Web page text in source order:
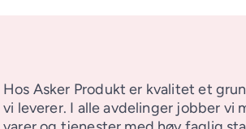
Hos Asker Produkt er kvalitet et
vi leverer. I alle avdelinger jobber vi